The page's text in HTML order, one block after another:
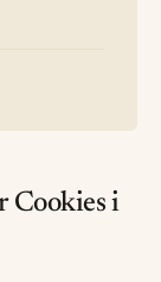
Cookies i